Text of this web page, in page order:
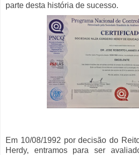
parte desta história de sucesso.
Em 10/08/1992 por decisão do
Herdy, entramos para ser